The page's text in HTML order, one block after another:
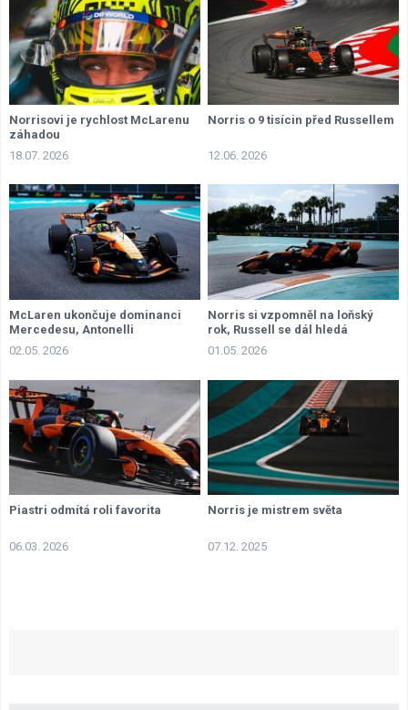
Norrisovi je rychlost McLarenu
záhadou
18.07. 2026
Norris o 9 tisícin před Russellem
12.06. 2026
McLaren ukončuje dominanci
Mercedesu, Antonelli
penalizován
02.05. 2026
Norris si vzpomněl na loňský
rok, Russell se dál hledá
01.05. 2026
Piastri odmítá roli favorita
06.03. 2026
Norris je mistrem světa
07.12. 2025